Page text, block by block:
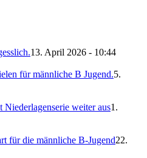
13. April 2026 - 10:44
für männliche B Jugend.5.
weiter aus1.
für die männliche B-Jugend22.